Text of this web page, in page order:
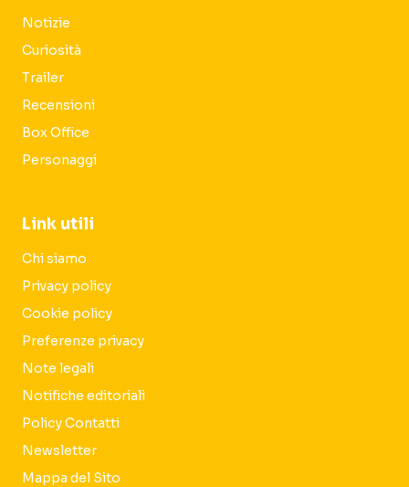
Notizie
Curiosità
Trailer
Recensioni
Box Office
Personaggi
Link utili
Chi siamo
Privacy policy
Cookie policy
Preferenze privacy
Note legali
Notifiche editoriali
Policy Contatti
Newsletter
Mappa del Sito